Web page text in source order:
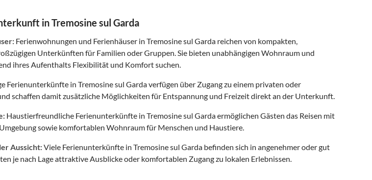
in Tremosine sul Garda
Ferienwohnungen und Ferienhäuser in Tremosine sul Garda reichen von kompakten,
Unterkünften für Familien oder Gruppen. Sie bieten unabhängigen Wohnraum und
ihres Aufenthalts Flexibilität und Komfort suchen.
Ferienunterkünfte in Tremosine sul Garda verfügen über Zugang zu einem privaten oder
schaffen damit zusätzliche Möglichkeiten für Entspannung und Freizeit direkt an der Unterkunft.
Haustierfreundliche Ferienunterkünfte in Tremosine sul Garda ermöglichen Gästen das Reisen mit
sowie komfortablen Wohnraum für Menschen und Haustiere.
Aussicht:Viele Ferienunterkünfte in Tremosine sul Garda befinden sich in angenehmer oder gut
je nach Lage attraktive Ausblicke oder komfortablen Zugang zu lokalen Erlebnissen.